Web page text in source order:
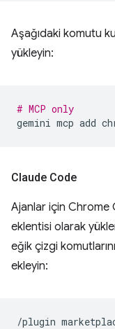
Aşağıdaki komutu
yükleyin:
# MCP only
gemini mcp add
Claude Code
Ajanlar için Chrome
eklentisi olarak
eğik çizgi
ekleyin:
/plugin